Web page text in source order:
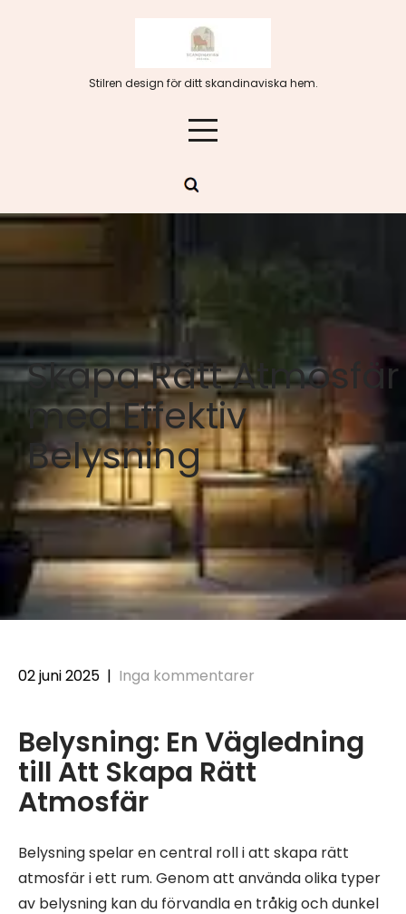
Stilren design för ditt skandinaviska hem.
Skapa Rätt Atmosfär
med Effektiv
Belysning
02 juni 2025 | Inga kommentarer
Belysning: En Vägledning
till Att Skapa Rätt
Atmosfär
Belysning spelar en central roll i att skapa rätt
atmosfär i ett rum. Genom att använda olika typer
av belysning kan du förvandla en tråkig och dunkel